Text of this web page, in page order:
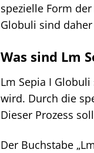
spezielle Form
Globuli sind
Was sind Lm
Lm Sepia I
wird. Durch die
Dieser Prozess
Der Buchstabe